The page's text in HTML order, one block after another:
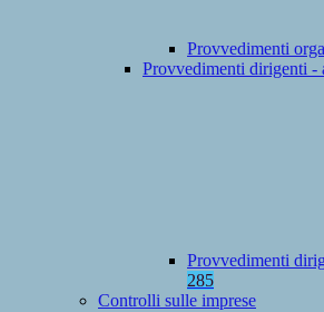
Provvedimenti
Provvedimenti dirigenti -
Provvedimenti
285
Controlli sulle imprese